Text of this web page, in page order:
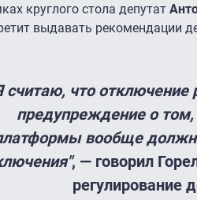
круглого стола депутат
выдавать рекомендации
считаю, что отключение
предупреждение о том,
вообще
, — говорил
регулирование